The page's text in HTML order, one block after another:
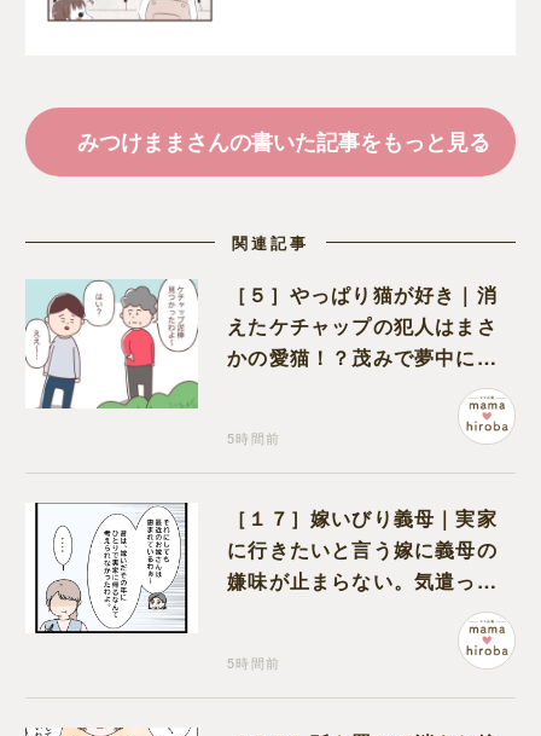
みつけままさんの書いた記事をもっと見る
関連記事
［５］やっぱり猫が好き｜消
えたケチャップの犯人はまさ
かの愛猫！？茂みで夢中にな
5時間前
［１７］嫁いびり義母｜実家
に行きたいと言う嫁に義母の
嫌味が止まらない。気遣って
5時間前